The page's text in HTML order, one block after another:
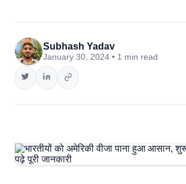
Subhash Yadav
January 30, 2024 • 1 min read